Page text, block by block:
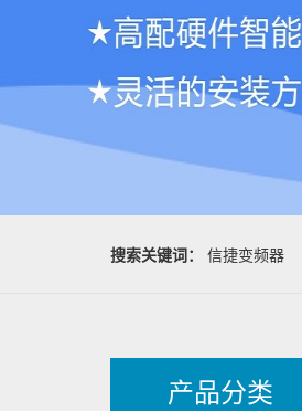
搜索关键词： 信捷变频器
产品分类